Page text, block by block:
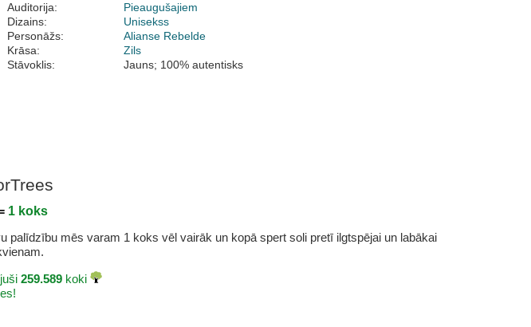
Auditorija:
Pieaugušajiem
Dizains:
Unisekss
Personāžs:
Alianse Rebelde
Krāsa:
Zils
Stāvoklis:
Jauns; 100% autentisks
1 koks
mēs varam 1 koks vēl vairāk un kopā spert soli pretī ilgtspējai un labākai
259.589 koki